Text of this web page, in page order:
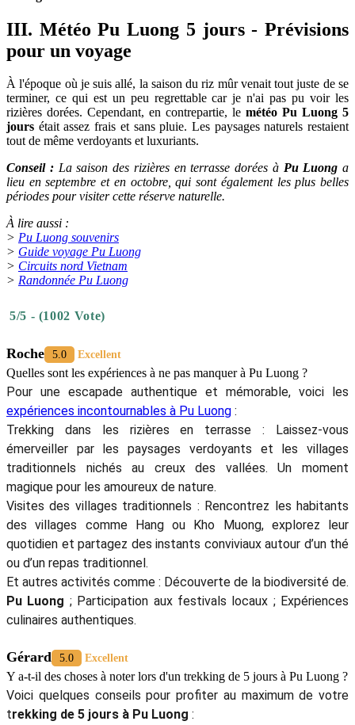
III. Météo Pu Luong 5 jours - Prévisions
pour un voyage
À l'époque où je suis allé, la saison du riz mûr venait tout juste de se
terminer, ce qui est un peu regrettable car je n'ai pas pu voir les
rizières dorées. Cependant, en contrepartie, le météo Pu Luong 5
jours était assez frais et sans pluie. Les paysages naturels restaient
tout de même verdoyants et luxuriants.
Conseil :La saison des rizières en terrasse dorées àPu Luong a
lieu en septembre et en octobre, qui sont également les plus belles
périodes pour visiter cette réserve naturelle.
À lire aussi :
> Pu Luong souvenirs
> Guide voyage Pu Luong
> Circuits nord Vietnam
> Randonnée Pu Luong
5/5 - (1002 Vote)
Roche 5.0 Excellent
Quelles sont les expériences à ne pas manquer à Pu Luong ?
Pour une escapade authentique et mémorable, voici les
expériences incontournables à Pu Luong :
Trekking dans les rizières en terrasse : Laissez-vous
émerveiller par les paysages verdoyants et les villages
traditionnels nichés au creux des vallées. Un moment
magique pour les amoureux de nature.
Visites des villages traditionnels : Rencontrez les habitants
des villages comme Hang ou Kho Muong, explorez leur
quotidien et partagez des instants conviviaux autour d’un thé
ou d’un repas traditionnel.
Et autres activités comme : Découverte de la biodiversité de.
Pu Luong ; Participation aux festivals locaux ; Expériences
culinaires authentiques.
Gérard 5.0 Excellent
Y a-t-il des choses à noter lors d'un trekking de 5 jours à Pu Luong ?
Voici quelques conseils pour profiter au maximum de votre
trekking de 5 jours à Pu Luong :